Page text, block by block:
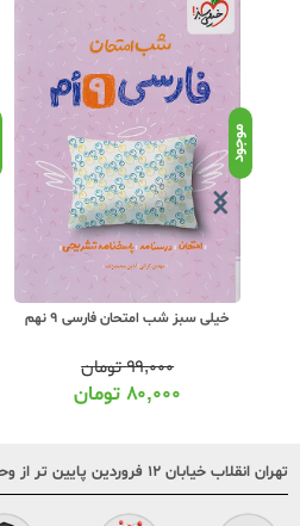
موجود
خیلی سبز شب امتحان فارسی 9 نهم
۹۹,۰۰۰تومان
۸۰,۰۰۰تومان
تهران انقلاب خیابان ۱۲ فروردین پایین تر از وحید نظری پلاک ۲۴۹